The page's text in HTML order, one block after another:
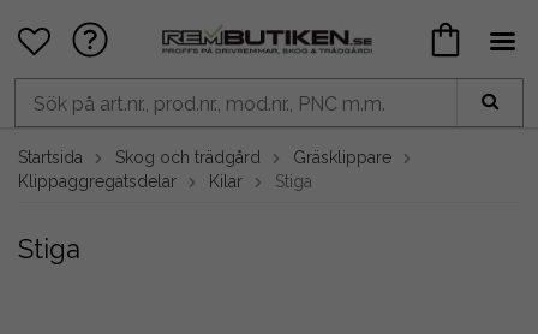
Startsida Skog och trädgård
Gräsklippare
Klippaggregatsdelar
Kilar Stiga
Stiga